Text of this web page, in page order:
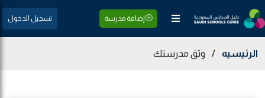
إضافة مدرسة تسجيل الدخول
الرئيسيه / وثق مدرستك